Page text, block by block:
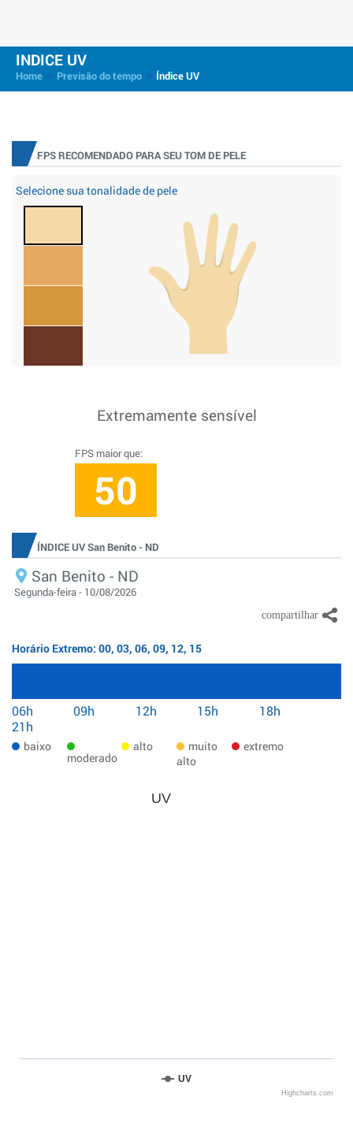
INDICE UV
Home Previsão do tempo Índice UV
FPS RECOMENDADO PARA SEU TOM DE PELE
Selecione sua tonalidade de pele
Extremamente sensível
FPS maior que:
50
ÍNDICE UV San Benito - ND
San Benito - ND
Segunda-feira - 10/08/2026
Horário Extremo: 00, 03, 06, 09, 12, 15
06h 09h 12h 15h
18h
21h
baixo
moderado
alto
muito
alto
extremo
UV
UV
Highcharts.com